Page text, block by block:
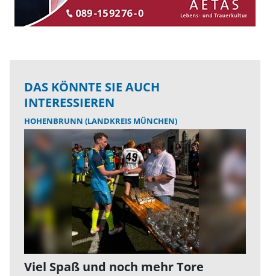
DAS KÖNNTE SIE AUCH
INTERESSIEREN
HOHENBRUNN (LANDKREIS MÜNCHEN)
Viel Spaß und noch mehr Tore